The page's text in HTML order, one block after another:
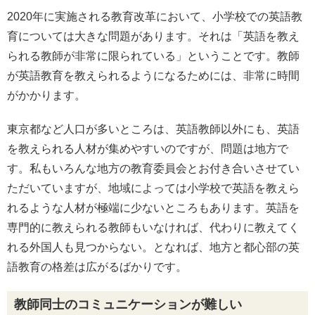
2020年に実施される教育改革において、小学校での英語教
育については大きな問題があります。それは「英語を教え
られる教師が非常に限られている」ということです。教師
が英語教育を教えられるようになるためには、非常に時間
がかかります。
東京都など人口が多いところは、英語教師以外にも、英語
を教えられる人材が集めやすいのですが、問題は地方で
す。私もいろんな地方の教育委員会とお付き合いさせてい
ただいていますが、地域によっては小学校で英語を教えら
れるような人材が極端に少ないところもあります。英語を
専門的に教えられる教師もいなければ、代わりに教えてく
れる外国人も見つからない。となれば、地方と都心部の英
語教育の格差は広がるばかりです。
教師同士のコミュニケーションが難しい